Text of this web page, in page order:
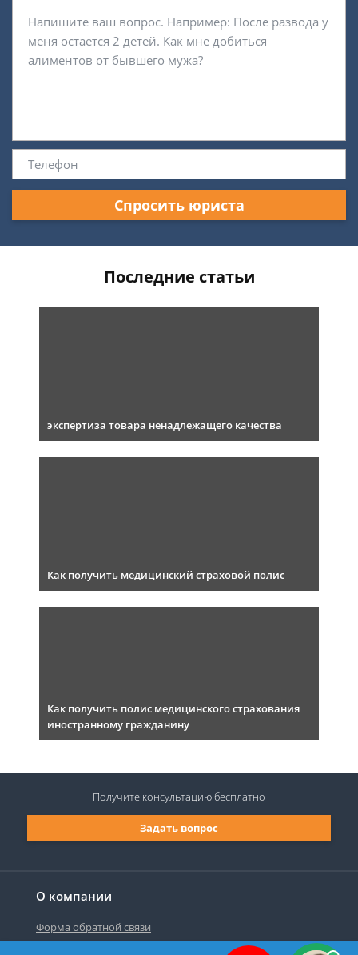
Спросить юриста
Последние статьи
экспертиза товара ненадлежащего качества
Как получить медицинский страховой полис
Как получить полис медицинского страхования
иностранному гражданину
О компании
Форма обратной связи
Задать вопрос
Получите консультациюбесплатно